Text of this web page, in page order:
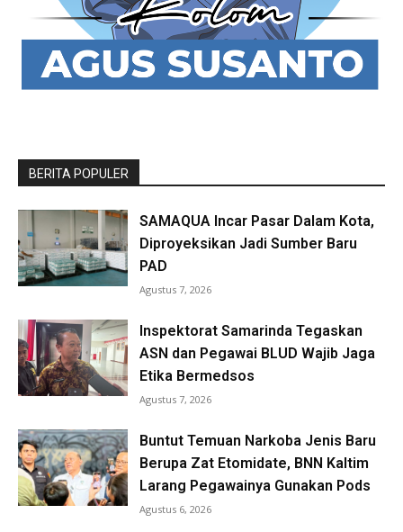
BERITA POPULER
SAMAQUA Incar Pasar Dalam Kota,
Diproyeksikan Jadi Sumber Baru
PAD
Agustus 7, 2026
Inspektorat Samarinda Tegaskan
ASN dan Pegawai BLUD Wajib Jaga
Etika Bermedsos
Agustus 7, 2026
Buntut Temuan Narkoba Jenis Baru
Berupa Zat Etomidate, BNN Kaltim
Larang Pegawainya Gunakan Pods
Agustus 6, 2026